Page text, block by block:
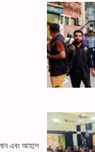
এবং আহলে